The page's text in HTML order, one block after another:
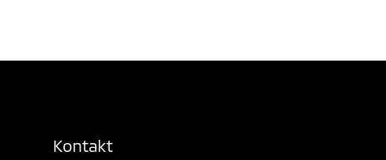
Kontakt